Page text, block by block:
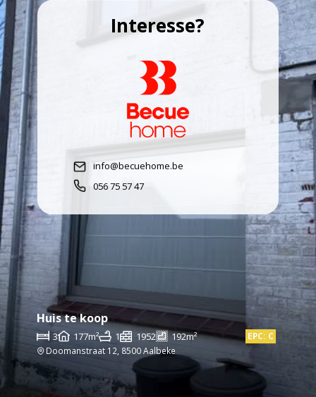
Interesse?
info@becuehome.be
056 75 57 47
Huis te koop
3 177m² 1 1952 192m²
EPC: C
Doomanstraat 12, 8500 Aalbeke